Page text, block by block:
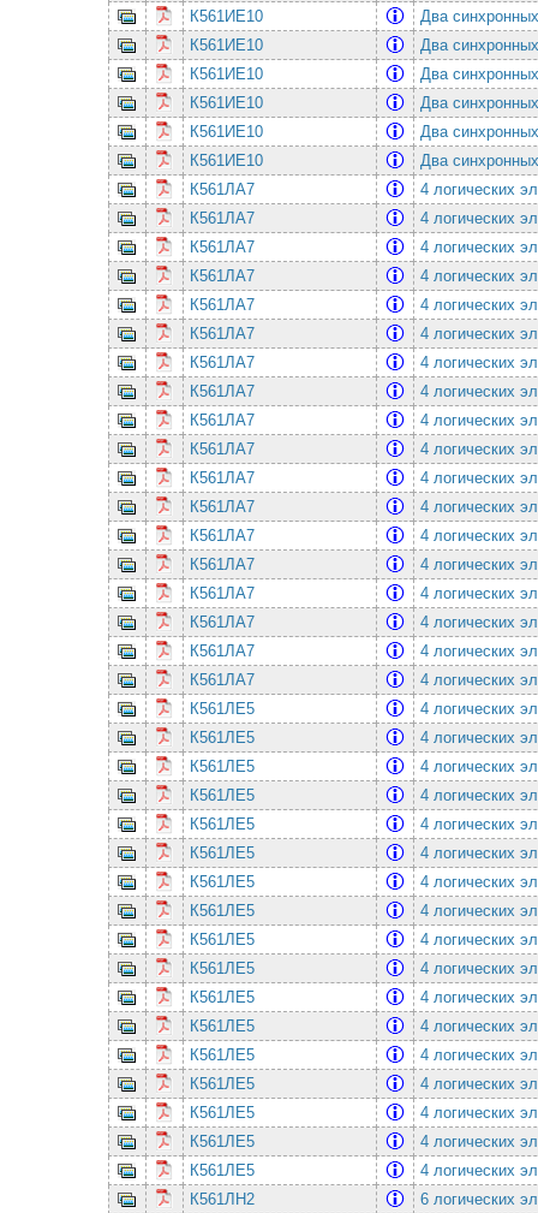
К561ИЕ10
Два
К561ИЕ10
Два
К561ИЕ10
Два
К561ИЕ10
Два
К561ИЕ10
Два
К561ИЕ10
Два
К561ЛА7
4 логических
К561ЛА7
4 логических
К561ЛА7
4 логических
К561ЛА7
4 логических
К561ЛА7
4 логических
К561ЛА7
4 логических
К561ЛА7
4 логических
К561ЛА7
4 логических
К561ЛА7
4 логических
К561ЛА7
4 логических
К561ЛА7
4 логических
К561ЛА7
4 логических
К561ЛА7
4 логических
К561ЛА7
4 логических
К561ЛА7
4 логических
К561ЛА7
4 логических
К561ЛА7
4 логических
К561ЛА7
4 логических
К561ЛЕ5
4 логических
К561ЛЕ5
4 логических
К561ЛЕ5
4 логических
К561ЛЕ5
4 логических
К561ЛЕ5
4 логических
К561ЛЕ5
4 логических
К561ЛЕ5
4 логических
К561ЛЕ5
4 логических
К561ЛЕ5
4 логических
К561ЛЕ5
4 логических
К561ЛЕ5
4 логических
К561ЛЕ5
4 логических
К561ЛЕ5
4 логических
К561ЛЕ5
4 логических
К561ЛЕ5
4 логических
К561ЛЕ5
4 логических
К561ЛЕ5
4 логических
К561ЛН2
6 логических